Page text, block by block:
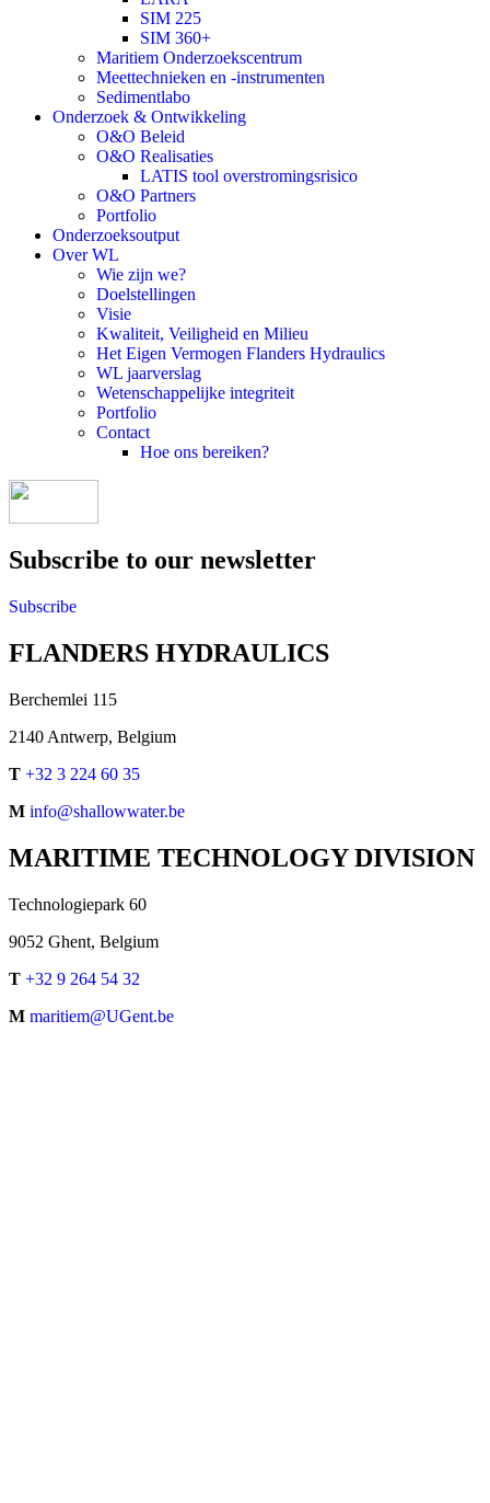
SIM 225
SIM 360+
Maritiem Onderzoekscentrum
Meettechnieken en -instrumenten
Sedimentlabo
Onderzoek & Ontwikkeling
O&O Beleid
O&O Realisaties
LATIS tool overstromingsrisico
O&O Partners
Portfolio
Onderzoeksoutput
Over WL
Wie zijn we?
Doelstellingen
Visie
Kwaliteit, Veiligheid en Milieu
Het Eigen Vermogen Flanders Hydraulics
WL jaarverslag
Wetenschappelijke integriteit
Portfolio
Contact
Hoe ons bereiken?
Subscribe to our newsletter
Subscribe
FLANDERS HYDRAULICS
Berchemlei 115
2140 Antwerp, Belgium
T +32 3 224 60 35
M info@shallowwater.be
MARITIME TECHNOLOGY DIVISION
Technologiepark 60
9052 Ghent, Belgium
T +32 9 264 54 32
M maritiem@UGent.be